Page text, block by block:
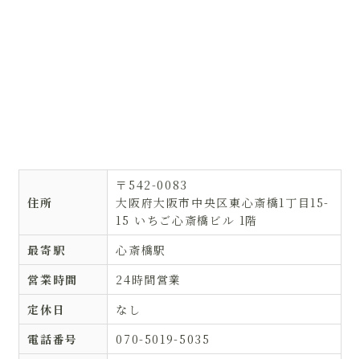
住所
〒542-0083
大阪府大阪市中央区東心斎橋1丁目15-
15 いちご心斎橋ビル 1階
最寄駅
心斎橋駅
営業時間
24時間営業
定休日
なし
電話番号
070-5019-5035